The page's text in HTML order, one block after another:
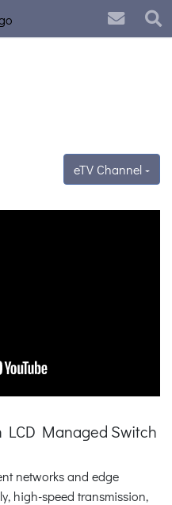
eTV Channel
LCD Managed Switch
networks and edge
high-speed transmission,